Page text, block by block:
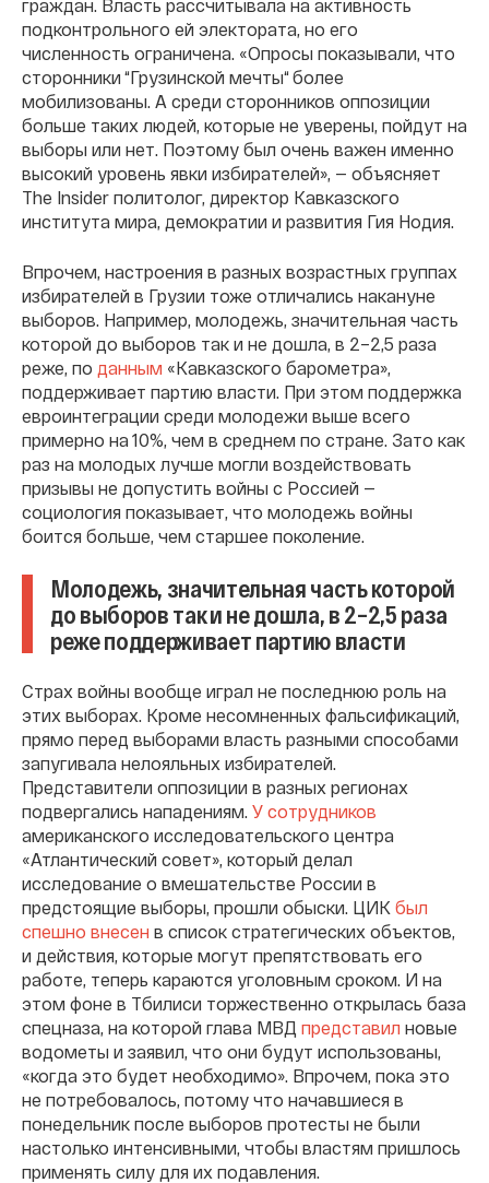
граждан. Власть рассчитывала на активность
подконтрольного ей электората, но его
численность ограничена. «Опросы показывали, что
сторонники “Грузинской мечты“ более
мобилизованы. А среди сторонников оппозиции
больше таких людей, которые не уверены, пойдут на
выборы или нет. Поэтому был очень важен именно
высокий уровень явки избирателей», — объясняет
The Insider политолог, директор Кавказского
института мира, демократии и развития Гия Нодия.
Впрочем, настроения в разных возрастных группах
избирателей в Грузии тоже отличались накануне
выборов. Например, молодежь, значительная часть
которой до выборов так и не дошла, в 2–2,5 раза
реже, по данным «Кавказского барометра»,
поддерживает партию власти. При этом поддержка
евроинтеграции среди молодежи выше всего
примерно на 10%, чем в среднем по стране. Зато как
раз на молодых лучше могли воздействовать
призывы не допустить войны с Россией —
социология показывает, что молодежь войны
боится больше, чем старшее поколение.
Молодежь, значительная часть которой
до выборов так и не дошла, в 2–2,5 раза
реже поддерживает партию власти
Страх войны вообще играл не последнюю роль на
этих выборах. Кроме несомненных фальсификаций,
прямо перед выборами власть разными способами
запугивала нелояльных избирателей.
Представители оппозиции в разных регионах
подвергались нападениям. У сотрудников
американского исследовательского центра
«Атлантический совет», который делал
исследование о вмешательстве России в
предстоящие выборы, прошли обыски. ЦИК был
спешно внесен в список стратегических объектов,
и действия, которые могут препятствовать его
работе, теперь караются уголовным сроком. И на
этом фоне в Тбилиси торжественно открылась база
спецназа, на которой глава МВД представил новые
водометы и заявил, что они будут использованы,
«когда это будет необходимо». Впрочем, пока это
не потребовалось, потому что начавшиеся в
понедельник после выборов протесты не были
настолько интенсивными, чтобы властям пришлось
применять силу для их подавления.